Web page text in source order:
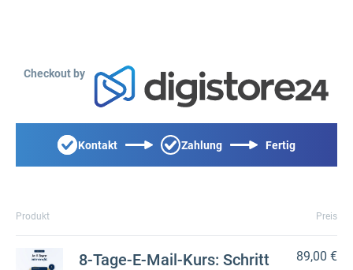
Checkout by
Kontakt Zahlung Fertig
Produkt Preis
8-Tage-E-Mail-Kurs: Schritt
89,00 €